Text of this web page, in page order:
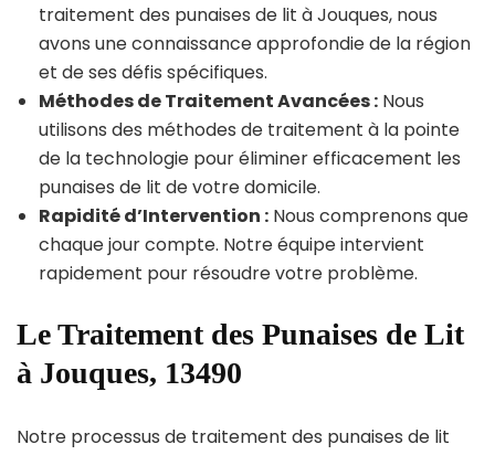
traitement des punaises de lit à Jouques, nous
avons une connaissance approfondie de la région
et de ses défis spécifiques.
Méthodes de Traitement Avancées : Nous
utilisons des méthodes de traitement à la pointe
de la technologie pour éliminer efficacement les
punaises de lit de votre domicile.
Rapidité d’Intervention : Nous comprenons que
chaque jour compte. Notre équipe intervient
rapidement pour résoudre votre problème.
Le Traitement des Punaises de Lit
à Jouques, 13490
Notre processus de traitement des punaises de lit